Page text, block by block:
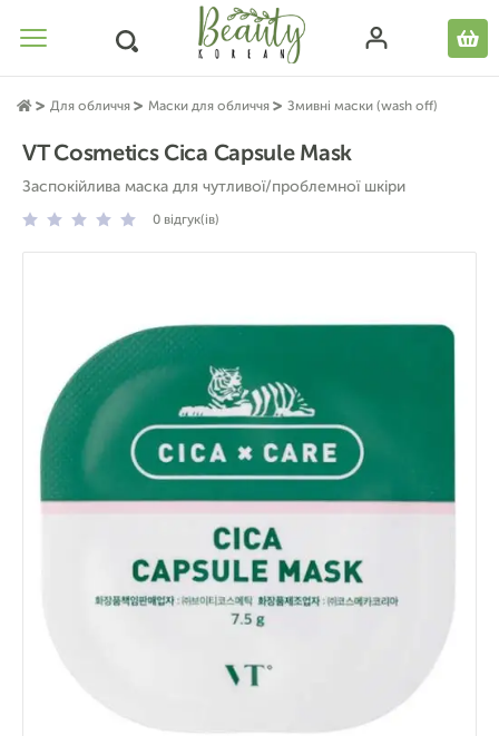
Для обличчя Маски для обличчя Змивні маски (wash off)
VT Cosmetics Cica Capsule Mask
Заспокійлива маска для чутливої/проблемної шкіри
0 відгук(ів)